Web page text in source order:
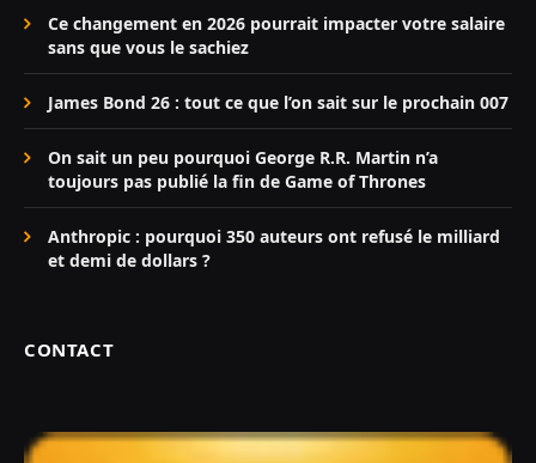
Ce changement en 2026 pourrait impacter votre salaire
sans que vous le sachiez
James Bond 26 : tout ce que l’on sait sur le prochain 007
On sait un peu pourquoi George R.R. Martin n’a
toujours pas publié la fin de Game of Thrones
Anthropic : pourquoi 350 auteurs ont refusé le milliard
et demi de dollars ?
CONTACT